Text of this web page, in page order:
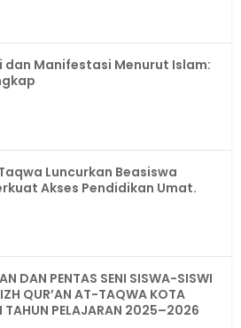
dan Manifestasi Menurut Islam:
Luncurkan Beasiswa
Akses Pendidikan Umat.
DAN PENTAS SENI SISWA-SISWI
QUR’AN AT-TAQWA KOTA
TAHUN PELAJARAN 2025–2026